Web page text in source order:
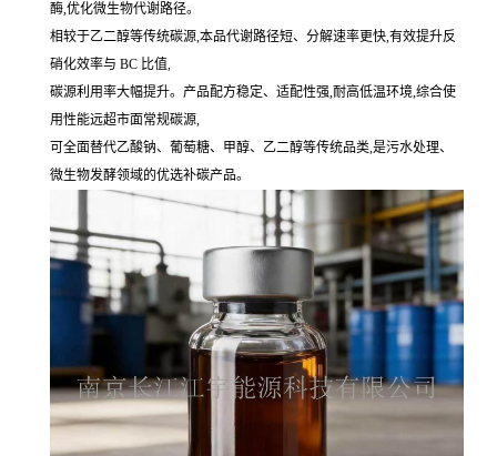
酶,优化微生物代谢路径。
相较于乙二醇等传统碳源,本品代谢路径短、分解速率更快,有效提升反
硝化效率与 BC 比值,
碳源利用率大幅提升。产品配方稳定、适配性强,耐高低温环境,综合使
用性能远超市面常规碳源,
可全面替代乙酸钠、葡萄糖、甲醇、乙二醇等传统品类,是污水处理、
微生物发酵领域的优选补碳产品。